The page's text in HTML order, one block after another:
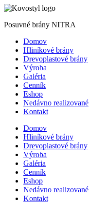
Posuvné brány NITRA
Domov
Hliníkové brány
Drevoplastové brány
Výroba
Galéria
Cenník
Eshop
Nedávno realizované
Kontakt
Domov
Hliníkové brány
Drevoplastové brány
Výroba
Galéria
Cenník
Eshop
Nedávno realizované
Kontakt